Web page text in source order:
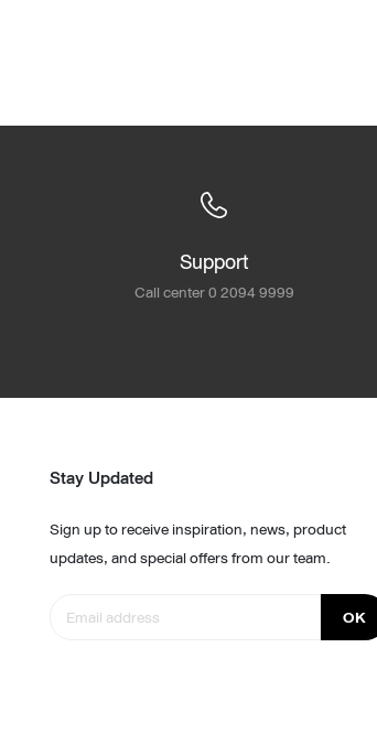
Support
Call center 0 2094 9999
Stay Updated
Sign up to receive inspiration, news, product
updates, and special offers from our team.
OK